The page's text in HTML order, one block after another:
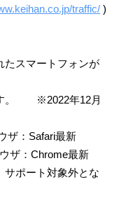
traffic/ )
たスマートフォンが
す。 ※2022年12月
：Safari最新
ザ：Chrome最新
ポート対象外とな